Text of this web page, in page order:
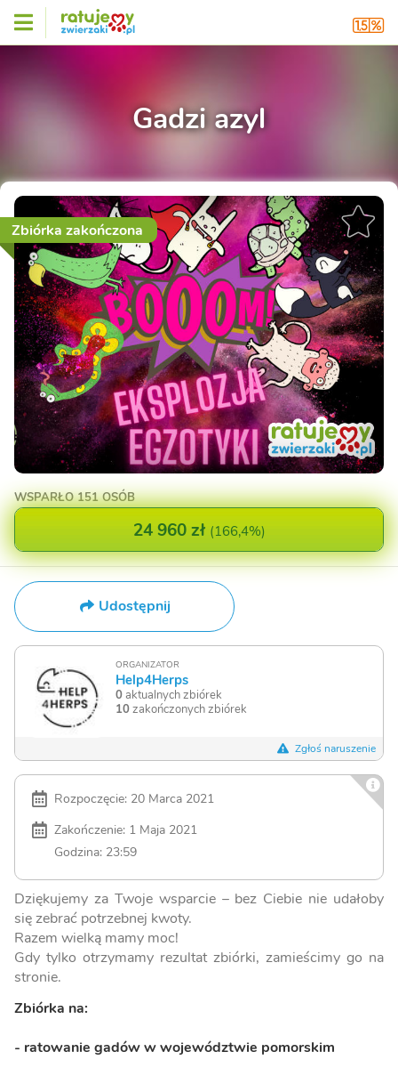
Gadzi azyl
Zbiórka zakończona
WSPARŁO151 OSÓB
24 960 zł (166,4%)
Udostępnij
ORGANIZATOR
Help4Herps
0aktualnych zbiórek
10zakończonych zbiórek
Zgłoś naruszenie
Rozpoczęcie: 20 Marca 2021
Zakończenie: 1 Maja 2021
Godzina: 23:59
Dziękujemy za Twoje wsparcie – bez Ciebie nie udałoby
się zebrać potrzebnej kwoty.
Razem wielką mamy moc!
Gdy tylko otrzymamy rezultat zbiórki, zamieścimy go na
stronie.
Zbiórka na:
- ratowanie gadów w województwie pomorskim